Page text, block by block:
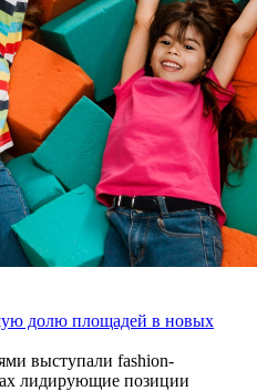
долю площадей в новых
выступали fashion-
лидирующие позиции